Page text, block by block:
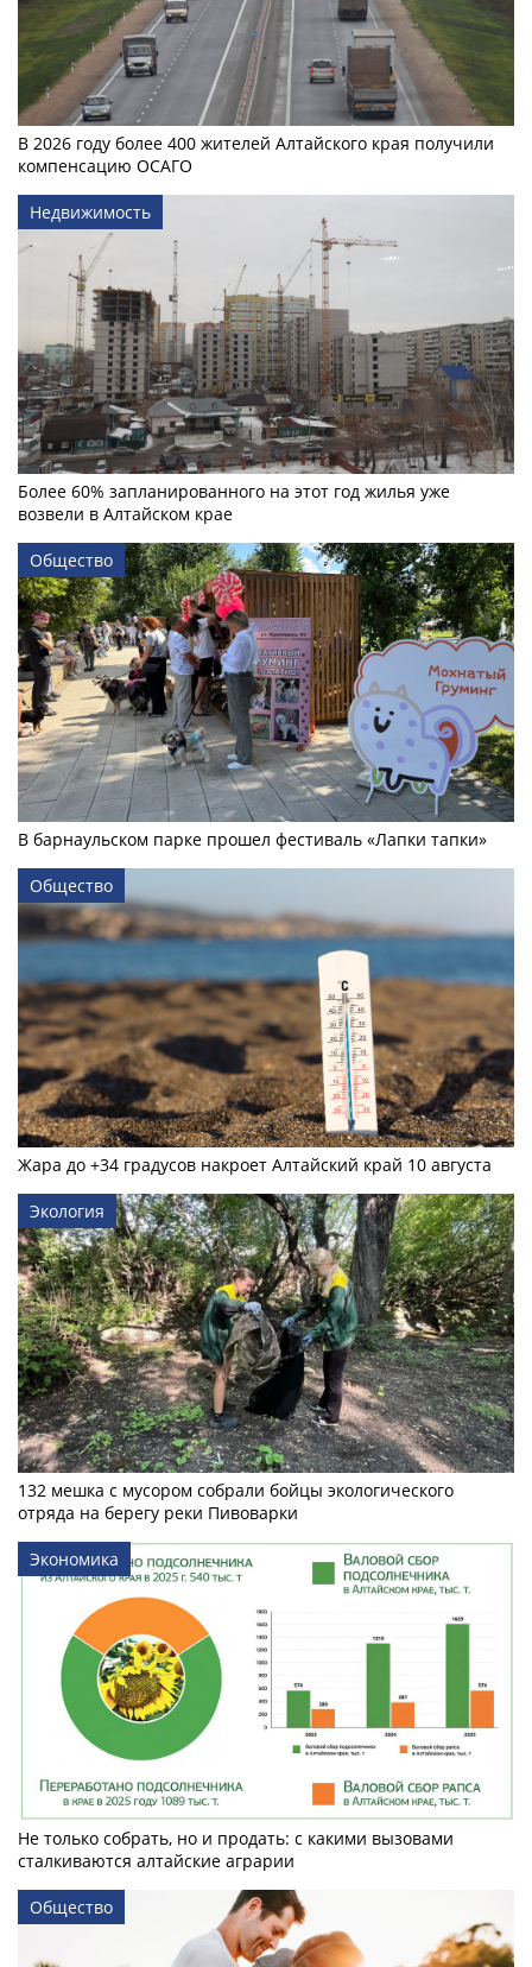
В 2026 году более 400 жителей Алтайского края получили
компенсацию ОСАГО
Недвижимость
Более 60% запланированного на этот год жилья уже
возвели в Алтайском крае
Общество
В барнаульском парке прошел фестиваль «Лапки тапки»
Общество
Жара до +34 градусов накроет Алтайский край 10 августа
Экология
132 мешка с мусором собрали бойцы экологического
отряда на берегу реки Пивоварки
Экономика
Не только собрать, но и продать: с какими вызовами
сталкиваются алтайские аграрии
Общество